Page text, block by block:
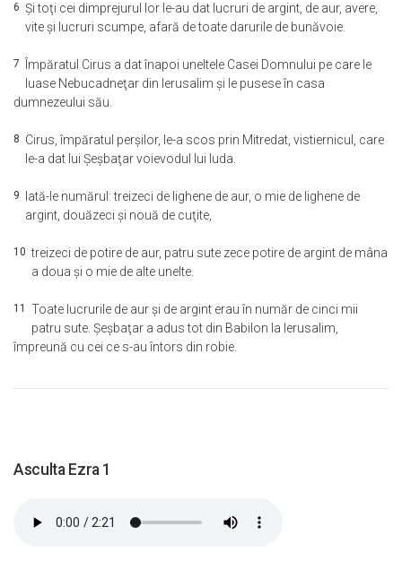
6 Şi toţi cei dimprejurul lor le-au dat lucruri de argint, de aur, avere,
vite şi lucruri scumpe, afară de toate darurile de bunăvoie.
7
Împăratul Cirus a dat înapoi uneltele Casei Domnului pe care le
luase Nebucadneţar din Ierusalim şi le pusese în casa
dumnezeului său.
8 Cirus, împăratul perşilor, le-a scos prin Mitredat, vistiernicul, care
le-a dat lui Şeşbaţar voievodul lui Iuda.
9
Iată-le numărul: treizeci de lighene de aur, o mie de lighene de
argint, douăzeci şi nouă de cuţite,
10treizeci de potire de aur, patru sute zece potire de argint de mâna
a doua şi o mie de alte unelte.
11 Toate lucrurile de aur şi de argint erau în număr de cinci mii
patru sute. Şeşbaţar a adus tot din Babilon la Ierusalim,
împreună cu cei ce s-au întors din robie.
Asculta Ezra 1